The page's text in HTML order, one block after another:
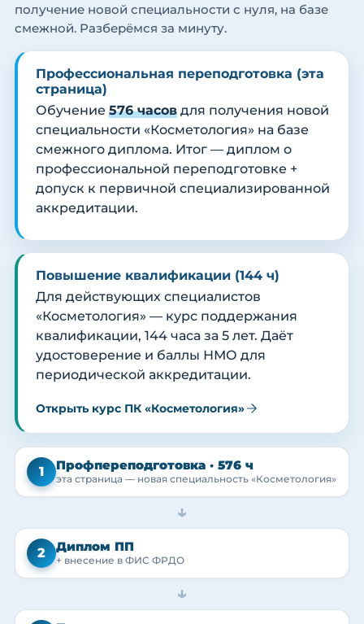
получение новой специальности с нуля, на базе
смежной. Разберёмся за минуту.
Профессиональная переподготовка (эта
страница)
Обучение 576 часов для получения новой
специальности «Косметология» на базе
смежного диплома. Итог — диплом о
профессиональной переподготовке +
допуск к первичной специализированной
аккредитации.
Повышение квалификации (144 ч)
Для действующих специалистов
«Косметология» — курс поддержания
квалификации, 144 часа за 5 лет. Даёт
удостоверение и баллы НМО для
периодической аккредитации.
Открыть курс ПК «Косметология»
1 Профпереподготовка · 576 ч
эта страница — новая специальность «Косметология»
→
2 Диплом ПП
+ внесение в ФИС ФРДО
→